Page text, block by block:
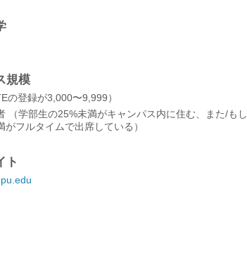
規模
の登録が3,000〜9,999）
（学部生の25%未満がキャンパス内に住む、また/もし
がフルタイムで出席している）
ト